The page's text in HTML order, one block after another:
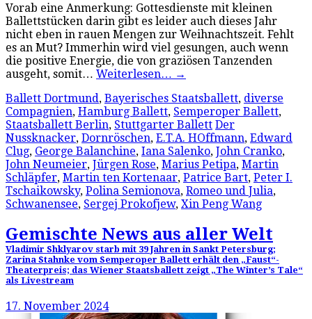
Vorab eine Anmerkung: Gottesdienste mit kleinen
Ballettstücken darin gibt es leider auch dieses Jahr
nicht eben in rauen Mengen zur Weihnachtszeit. Fehlt
es an Mut? Immerhin wird viel gesungen, auch wenn
die positive Energie, die von graziösen Tanzenden
ausgeht, somit… Weiterlesen… →
Ballett Dortmund, Bayerisches Staatsballett, diverse
Compagnien, Hamburg Ballett, Semperoper Ballett,
Staatsballett Berlin, Stuttgarter Ballett Der
Nussknacker, Dornröschen, E.T.A. HOffmann, Edward
Clug, George Balanchine, Iana Salenko, John Cranko,
John Neumeier, Jürgen Rose, Marius Petipa, Martin
Schläpfer, Martin ten Kortenaar, Patrice Bart, Peter I.
Tschaikowsky, Polina Semionova, Romeo und Julia,
Schwanensee, Sergej Prokofjew, Xin Peng Wang
Gemischte News aus aller Welt
Vladimir Shklyarov starb mit 39 Jahren in Sankt Petersburg;
Zarina Stahnke vom Semperoper Ballett erhält den „Faust“-
Theaterpreis; das Wiener Staatsballett zeigt „The Winter’s Tale“
als Livestream
17. November 2024